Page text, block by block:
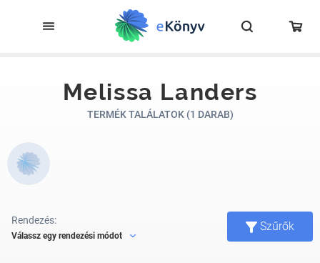
Melissa Landers
TERMÉK TALÁLATOK (1 DARAB)
Rendezés:
Válassz egy rendezési módot
Szűrők